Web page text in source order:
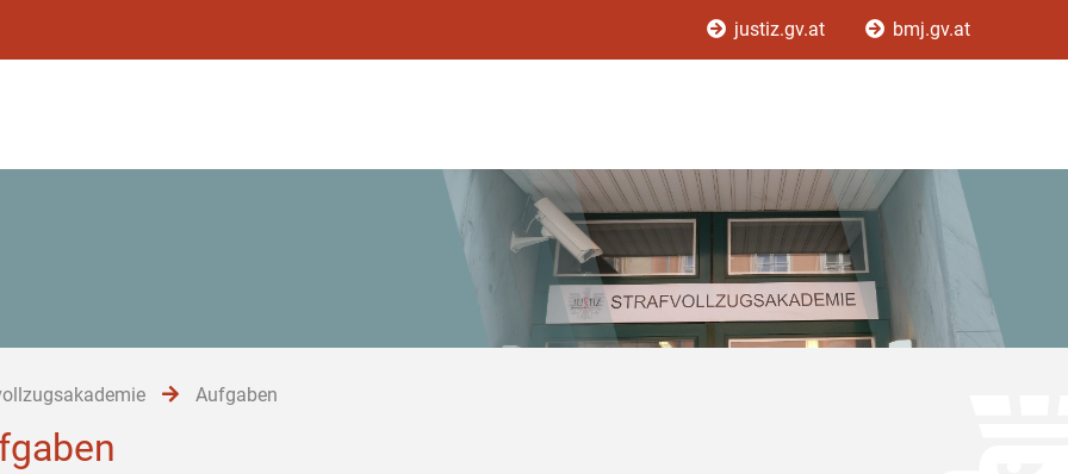
justiz.gv.at bmj.gv.at
Aufgaben